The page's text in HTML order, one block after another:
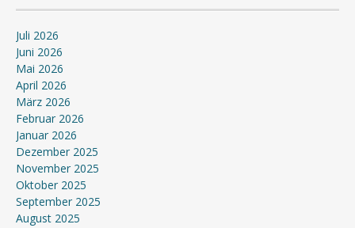
Juli 2026
Juni 2026
Mai 2026
April 2026
März 2026
Februar 2026
Januar 2026
Dezember 2025
November 2025
Oktober 2025
September 2025
August 2025